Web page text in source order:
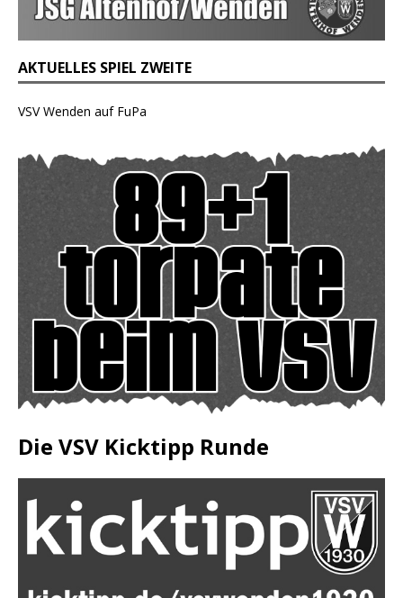
AKTUELLES SPIEL ZWEITE
VSV Wenden auf FuPa
Die VSV Kicktipp Runde